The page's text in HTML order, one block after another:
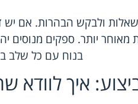
ולבקש הבהרות. אם יש
יותר. ספקים מנוסים
בנוח עם כל שלב
איך לוודא